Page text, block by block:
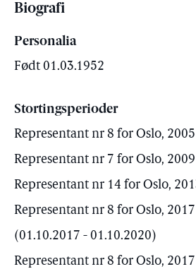
Biografi
Personalia
Født 01.03.1952
Stortingsperioder
Representant nr 8 for Oslo,
Representant nr 7 for Oslo,
Representant nr 14 for Oslo,
Representant nr 8 for Oslo,
(01.10.2017 - 01.10.2020)
Representant nr 8 for Oslo, 2017